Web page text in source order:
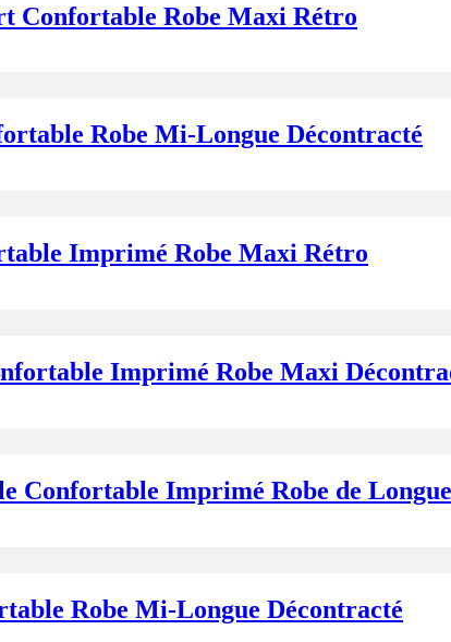
Confortable Robe Maxi Rétro
Robe Mi-Longue Décontracté
Imprimé Robe Maxi Rétro
Imprimé Robe Maxi
Confortable Imprimé Robe de
Robe Mi-Longue Décontracté